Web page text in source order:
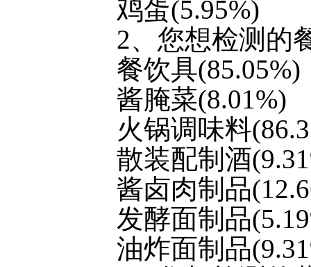
鸡蛋(5.95%)
2、您想检测的
餐饮具(85.05%)
酱腌菜(8.01%)
火锅调味料
散装配制酒
酱卤肉制品
发酵面制品
油炸面制品